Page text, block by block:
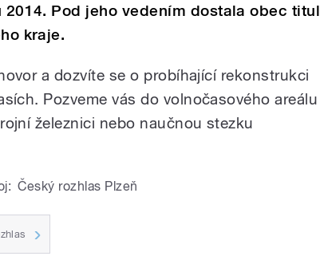
2014. Pod jeho vedením dostala obec titul
kraje.
a dozvíte se o probíhající rekonstrukci
Pozveme vás do volnočasového areálu
železnici nebo naučnou stezku
Český rozhlas Plzeň